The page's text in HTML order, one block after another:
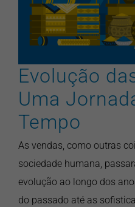
artigos
Evolução
Uma
Tempo
As vendas, como outras
sociedade humana,
evolução ao longo dos
do passado até as